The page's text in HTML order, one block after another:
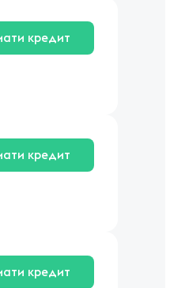
кредит
кредит
кредит